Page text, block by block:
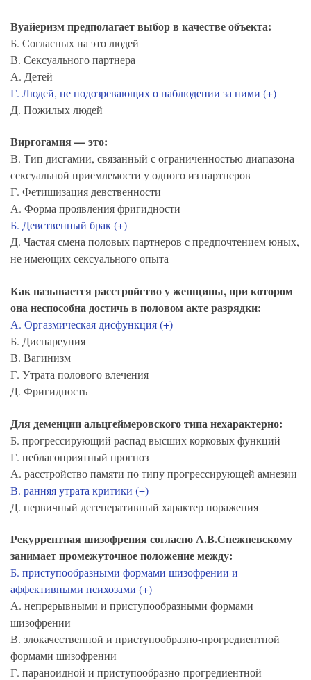
Вуайеризм предполагает выбор в качестве объекта:
Б. Согласных на это людей
В. Сексуального партнера
А. Детей
Г. Людей, не подозревающих о наблюдении за ними (+)
Д. Пожилых людей
Виргогамия — это:
В. Тип дисгамии, связанный с ограниченностью диапазона
сексуальной приемлемости у одного из партнеров
Г. Фетишизация девственности
А. Форма проявления фригидности
Б. Девственный брак (+)
Д. Частая смена половых партнеров с предпочтением юных,
не имеющих сексуального опыта
Как называется расстройство у женщины, при котором
она неспособна достичь в половом акте разрядки:
А. Оргазмическая дисфункция (+)
Б. Диспареуния
В. Вагинизм
Г. Утрата полового влечения
Д. Фригидность
Для деменции альцгеймеровского типа нехарактерно:
Б. прогрессирующий распад высших корковых функций
Г. неблагоприятный прогноз
А. расстройство памяти по типу прогрессирующей амнезии
В. ранняя утрата критики (+)
Д. первичный дегенеративный характер поражения
Рекуррентная шизофрения согласно А.В.Снежневскому
занимает промежуточное положение между:
Б. приступообразными формами шизофрении и
аффективными психозами (+)
А. непрерывными и приступообразными формами
шизофрении
В. злокачественной и приступообразно-прогредиентной
формами шизофрении
Г. параноидной и приступообразно-прогредиентной